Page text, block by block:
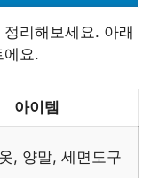
리해보세요. 아래
에요.
아이템
, 양말, 세면도구